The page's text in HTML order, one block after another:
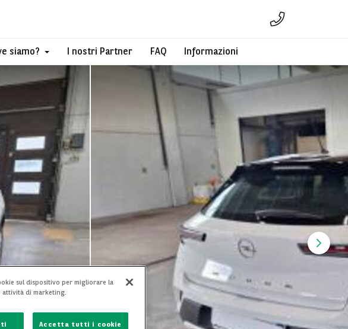
siamo? I nostri Partner FAQ Informazioni
sul dispositivo per migliorare la
attività di marketing.
Accetta tutti i cookie